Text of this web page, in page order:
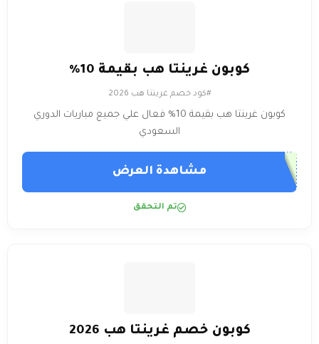
كوبون غرينتا هب بقيمة 10%
#كود خصم غرينتا هب 2026
كوبون غرينتا هب بقيمة 10% فعال علي جميع مباريات الدوري
السعودي
مشاهدة العرض
تم التحقق
كوبون خصم غرينتا هب 2026